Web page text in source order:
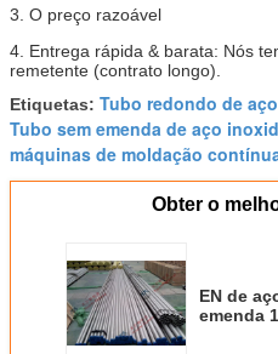
3. O preço razoável
4. Entrega rápida & barata: Nós
remetente (contrato longo).
Etiquetas: Tubo redondo de
Tubo sem emenda de aço
máquinas de moldação
Obter o
EN de
emenda